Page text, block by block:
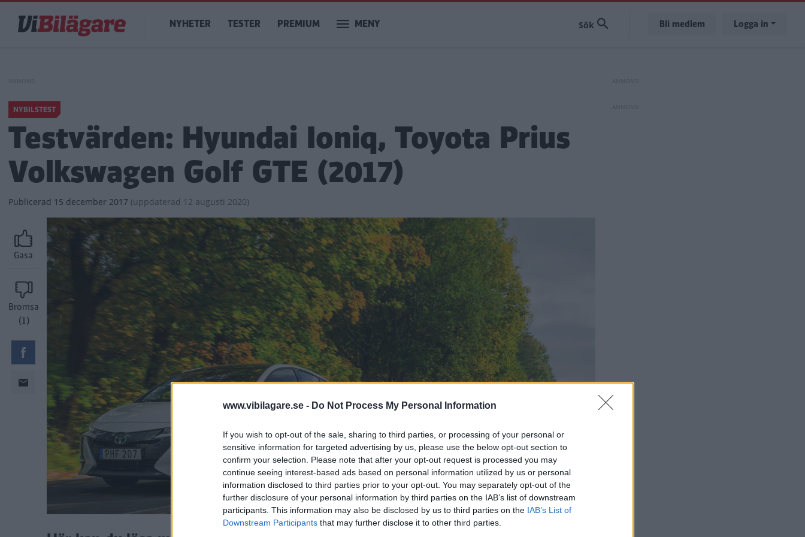
www.vibilagare.se - Do Not Process My Personal Information
If you wish to opt-out of the sale, sharing to third parties, or processing of your personal or
sensitive information for targeted advertising by us, please use the below opt-out section to
confirm your selection. Please note that after your opt-out request is processed you may
continue seeing interest-based ads based on personal information utilized by us or personal
information disclosed to third parties prior to your opt-out. You may separately opt-out of the
further disclosure of your personal information by third parties on the IAB’s list of downstream
participants. This information may also be disclosed by us to third parties on the IAB’s List of
Downstream Participants that may further disclose it to other third parties.
huvudinnehåll
Main
navigation
NYHETER TESTER PREMIUM MENY Bli medlem Logga in
NYBILSTEST
Testvärden: Hyundai Ioniq, Toyota Prius
Volkswagen Golf GTE (2017)
Publicerad 15 december 2017 (uppdaterad 12 augusti 2020)
Gasa
Bromsa
(1)